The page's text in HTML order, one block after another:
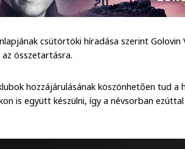
csütörtöki híradása szerint
összetartásra.
hozzájárulásának köszönhetően tud
is együtt készülni, így a névsorban